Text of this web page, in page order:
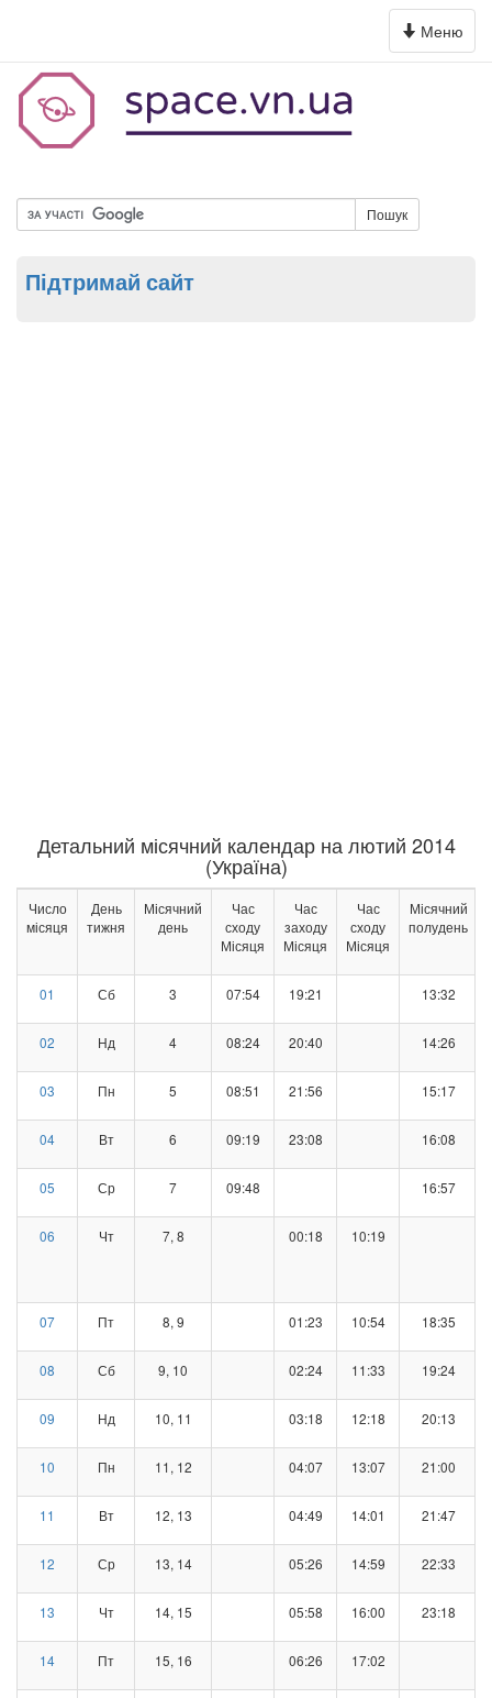
Toggle
navigation
Меню
Пошук
Підтримай сайт
Детальний місячний календар на лютий 2014
(Україна)
Число
місяця
День
тижня
Місячний
день
Час
сходу
Місяця
Час
заходу
Місяця
Час
сходу
Місяця
Місячний
полудень
01 Сб 3 07:54 19:21 13:32
02 Нд 4 08:24 20:40 14:26
03 Пн 5 08:51 21:56 15:17
04 Вт 6 09:19 23:08 16:08
05 Ср 7 09:48 16:57
06 Чт 7, 8 00:18 10:19
07 Пт 8, 9 01:23 10:54 18:35
08 Сб 9, 10 02:24 11:33 19:24
09 Нд 10, 11 03:18 12:18 20:13
10 Пн 11, 12 04:07 13:07 21:00
11 Вт 12, 13 04:49 14:01 21:47
12 Ср 13, 14 05:26 14:59 22:33
13 Чт 14, 15 05:58 16:00 23:18
14 Пт 15, 16 06:26 17:02